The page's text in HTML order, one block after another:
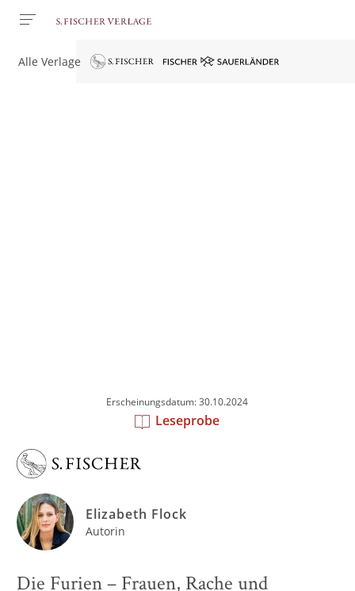
Alle Verlage
Erscheinungsdatum: 30.10.2024
Leseprobe
Elizabeth Flock
Autorin
Die Furien – Frauen, Rache und